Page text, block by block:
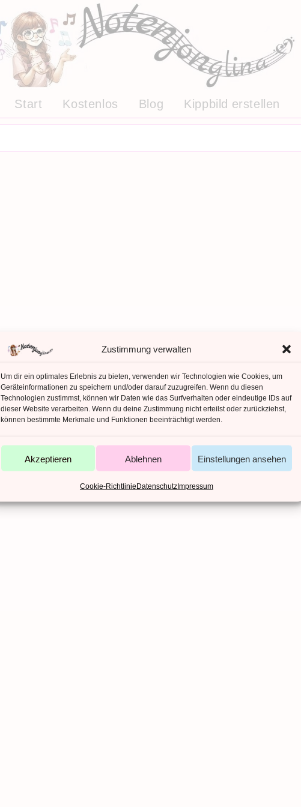
Zustimmung verwalten
Um dir ein optimales Erlebnis zu bieten, verwenden wir Technologien wie Cookies, um
Geräteinformationen zu speichern und/oder darauf zuzugreifen. Wenn du diesen
Technologien zustimmst, können wir Daten wie das Surfverhalten oder eindeutige IDs auf
dieser Website verarbeiten. Wenn du deine Zustimmung nicht erteilst oder zurückziehst,
können bestimmte Merkmale und Funktionen beeinträchtigt werden.
Akzeptieren Ablehnen Einstellungen ansehen
Cookie-RichtlinieDatenschutzImpressum
Start Kostenlos Blog Kippbild erstellen